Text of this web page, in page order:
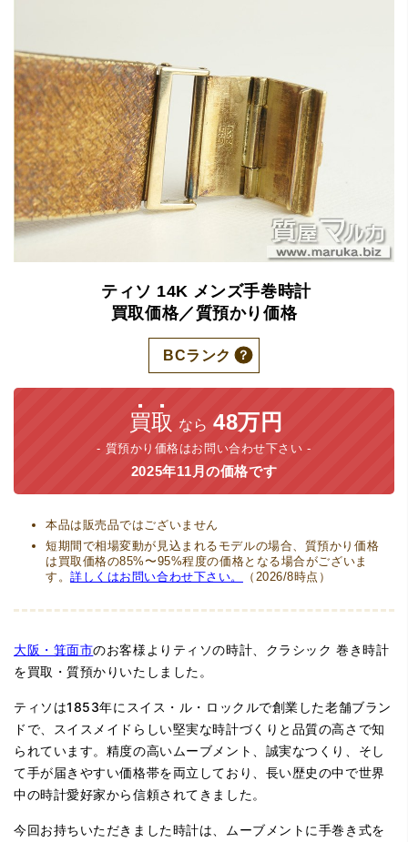
ティソ 14K メンズ手巻時計
買取価格／質預かり価格
BCランク
買取 なら 48万円
質預かり価格はお問い合わせ下さい
2025年11月の価格です
本品は販売品ではございません
短期間で相場変動が見込まれるモデルの場合、質預かり価格
は買取価格の85%〜95%程度の価格となる場合がございま
す。詳しくはお問い合わせ下さい。 （2026/8時点）
大阪・箕面市のお客様よりティソの時計、クラシック 巻き時計
を買取・質預かりいたしました。
ティソは1853年にスイス・ル・ロックルで創業した老舗ブラン
ドで、スイスメイドらしい堅実な時計づくりと品質の高さで知
られています。精度の高いムーブメント、誠実なつくり、そし
て手が届きやすい価格帯を両立しており、長い歴史の中で世界
中の時計愛好家から信頼されてきました。
今回お持ちいただきました時計は、ムーブメントに手巻き式を